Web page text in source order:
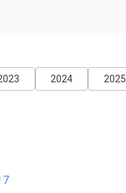
2025
2024